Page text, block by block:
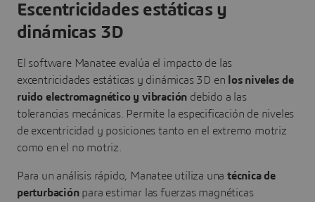
Escentricidades estáticas y
dinámicas 3D
El software Manatee evalúa el impacto de las
excentricidades estáticas y dinámicas 3D en los niveles de
ruido electromagnético y vibración debido a las
tolerancias mecánicas. Permite la especificación de niveles
de excentricidad y posiciones tanto en el extremo motriz
como en el no motriz.
Para un análisis rápido, Manatee utiliza una técnica de
perturbaciónpara estimar las fuerzas magnéticas